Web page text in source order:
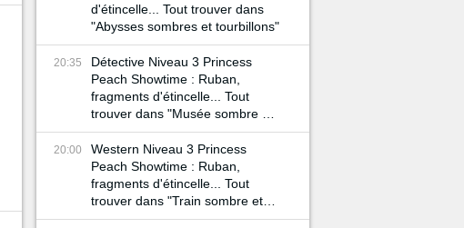
d'étincelle... Tout trouver dans
"Abysses sombres et tourbillons"
20:35
Détective Niveau 3 Princess
Peach Showtime : Ruban,
fragments d'étincelle... Tout
trouver dans "Musée sombre et
mystère violet"
20:00
Western Niveau 3 Princess
Peach Showtime : Ruban,
fragments d'étincelle... Tout
trouver dans "Train sombre et
ville condamnée"